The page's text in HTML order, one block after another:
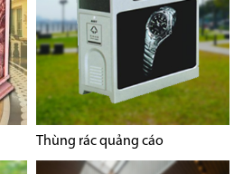
Thùng rác quảng cáo